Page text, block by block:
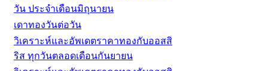
วัน ประจำเดือนมิถุนายน
เดาทองวันต่อวัน
วิเคราะห์และอัพเดตราคาทองกับออสสิ
ริส ทุกวันตลอดเดือนกันยายน